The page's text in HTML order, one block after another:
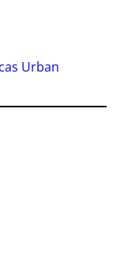
Urban